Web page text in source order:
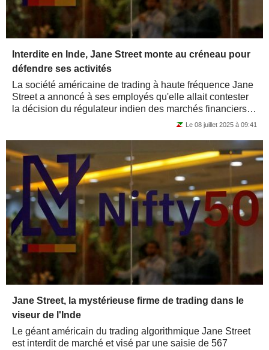
Interdite en Inde, Jane Street monte au créneau pour
défendre ses activités
La société américaine de trading à haute fréquence Jane
Street a annoncé à ses employés qu'elle allait contester
la décision du régulateur indien des marchés financiers,
Le 08 juillet 2025 à 09:41
Jane Street, la mystérieuse firme de trading dans le
viseur de l'Inde
Le géant américain du trading algorithmique Jane Street
est interdit de marché et visé par une saisie de 567